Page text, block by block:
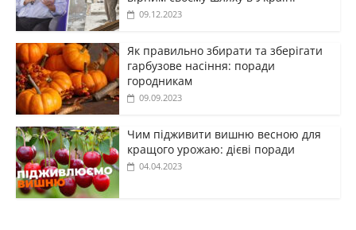
09.12.2023
Як правильно збирати та зберігати
гарбузове насіння: поради
городникам
09.09.2023
Чим підживити вишню весною для
кращого урожаю: дієві поради
04.04.2023